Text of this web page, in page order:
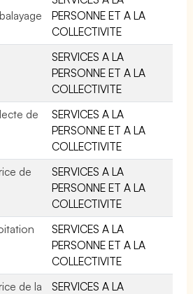
PERSONNE ET A LA
COLLECTIVITE
SERVICES A LA
PERSONNE ET A LA
COLLECTIVITE
de
SERVICES A LA
PERSONNE ET A LA
COLLECTIVITE
de
SERVICES A LA
PERSONNE ET A LA
COLLECTIVITE
SERVICES A LA
PERSONNE ET A LA
COLLECTIVITE
de la
SERVICES A LA